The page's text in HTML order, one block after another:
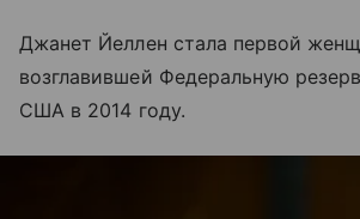
Джанет Йеллен стала первой
возглавившей Федеральную
США в 2014 году.